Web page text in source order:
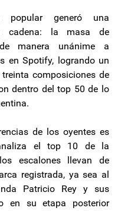
popular generó una
cadena: la masa de
manera unánime a
en Spotify, logrando un
composiciones de
dentro del top 50 de lo
de los oyentes es
el top 10 de la
escalones llevan de
registrada, ya sea al
Patricio Rey y sus
en su etapa posterior